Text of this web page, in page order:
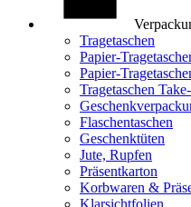
Tragetaschen
Papier-
Papier-
Tragetaschen
Flaschentaschen
Geschenktüten
Jute, Rupfen
Präsentkarton
Korbwaren &